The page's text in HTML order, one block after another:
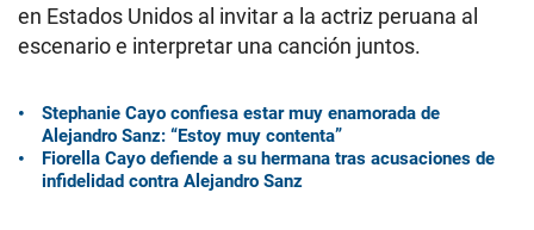
en Estados Unidos al invitar a la actriz peruana al
escenario e interpretar una canción juntos.
Stephanie Cayo confiesa estar muy enamorada de
Alejandro Sanz: “Estoy muy contenta”
Fiorella Cayo defiende a su hermana tras acusaciones de
infidelidad contra Alejandro Sanz